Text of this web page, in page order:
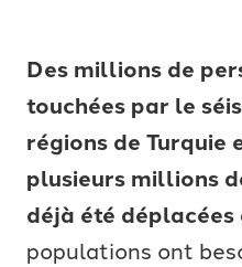
Des millions de
touchées par le
régions de Turquie
plusieurs millions
déjà été déplacées
populations ont